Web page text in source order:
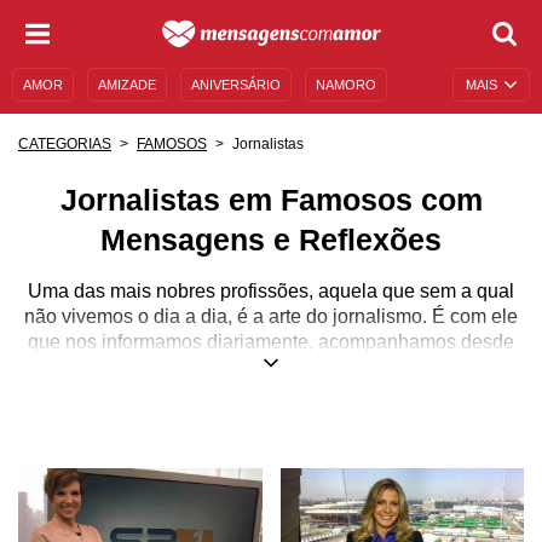
MAIS
AMOR AMIZADE ANIVERSÁRIO NAMORO
CATEGORIAS FAMOSOS Jornalistas
Jornalistas em Famosos com
Mensagens e Reflexões
Uma das mais nobres profissões, aquela que sem a qual
não vivemos o dia a dia, é a arte do jornalismo. É com ele
que nos informamos diariamente, acompanhamos desde
os fatos mais quentes dos noticiários, até as pautas mais
Fazer jornalismo é se conectar com o leitor, o
telespectador ou o ouvinte, transmitindo sempre a emoção